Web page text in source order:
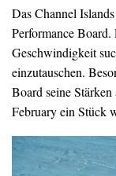
Das Channel
Performance
Geschwindigkeit
einzutauschen.
Board seine
February ein Stück